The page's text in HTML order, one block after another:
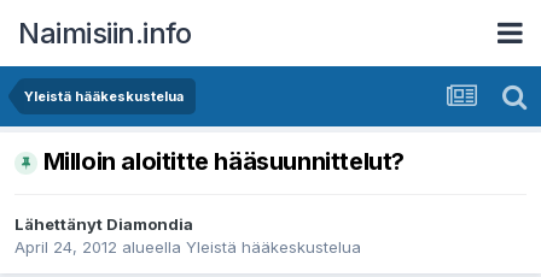
Naimisiin.info
Yleistä hääkeskustelua
Milloin aloititte hääsuunnittelut?
Lähettänyt Diamondia
April 24, 2012 alueella Yleistä hääkeskustelua